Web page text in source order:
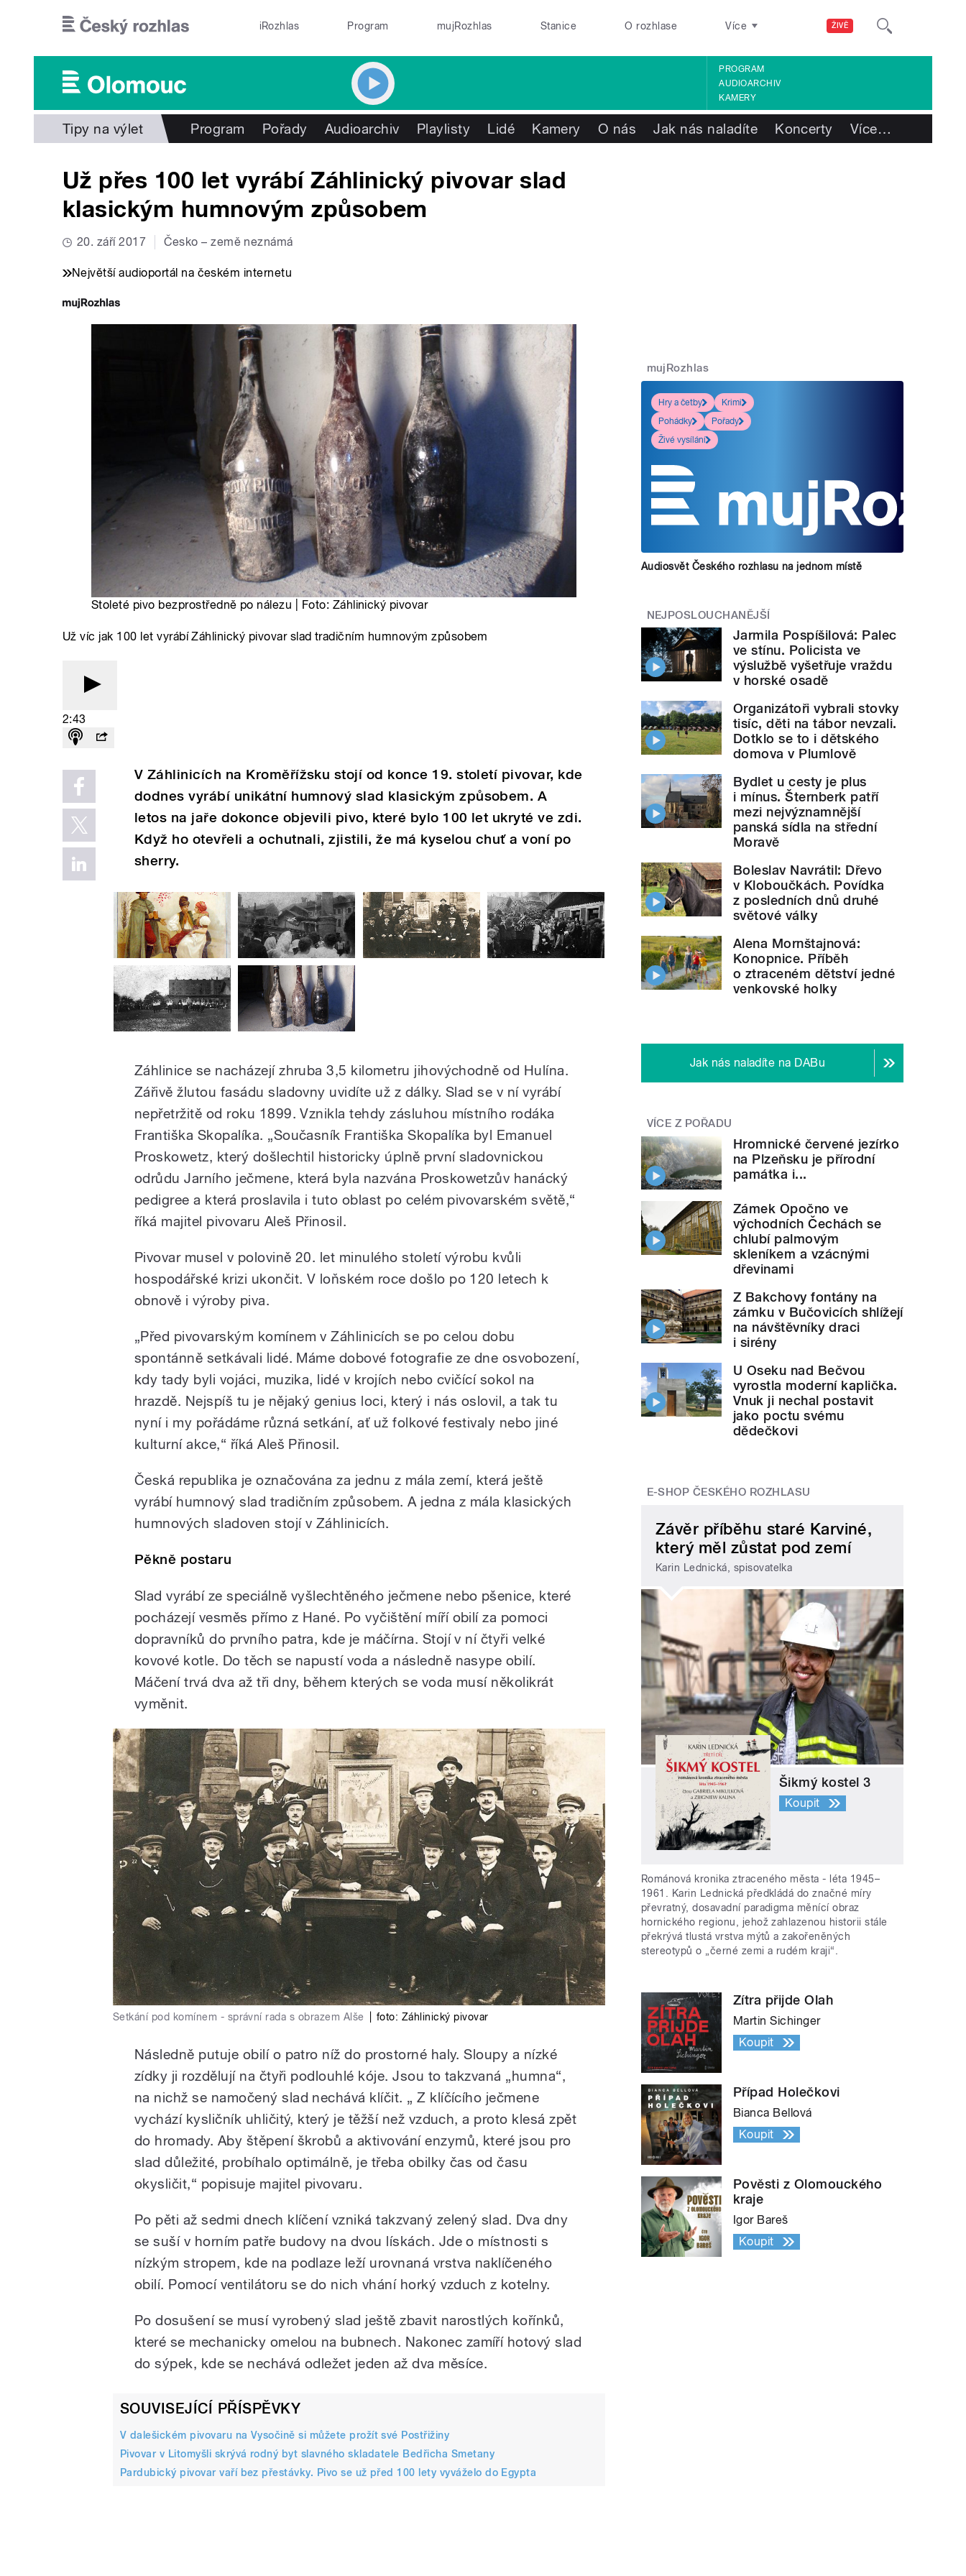
ŽIVĚ
iRozhlas Program mujRozhlas Stanice O rozhlase Více
PROGRAM
AUDIOARCHIV
KAMERY
Tipy na výlet Program Pořady Audioarchiv Playlisty Lidé Kamery O nás Jak nás naladíte Koncerty Více…
Už přes 100 let vyrábí Záhlinický pivovar slad
klasickým humnovým způsobem
20. září 2017 Česko – země neznámá
Největší audioportál na českém internetu
Stoleté pivo bezprostředně po nálezu | Foto: Záhlinický pivovar
Už víc jak 100 let vyrábí Záhlinický pivovar slad tradičním humnovým způsobem
2:43
V Záhlinicích na Kroměřížsku stojí od konce 19. století pivovar, kde
dodnes vyrábí unikátní humnový slad klasickým způsobem. A
letos na jaře dokonce objevili pivo, které bylo 100 let ukryté ve zdi.
Když ho otevřeli a ochutnali, zjistili, že má kyselou chuť a voní po
sherry.
Záhlinice se nacházejí zhruba 3,5 kilometru jihovýchodně od Hulína.
Zářivě žlutou fasádu sladovny uvidíte už z dálky. Slad se v ní vyrábí
nepřetržitě od roku 1899. Vznikla tehdy zásluhou místního rodáka
Františka Skopalíka. „Současník Františka Skopalíka byl Emanuel
Proskowetz, který došlechtil historicky úplně první sladovnickou
odrůdu Jarního ječmene, která byla nazvána Proskowetzův hanácký
pedigree a která proslavila i tuto oblast po celém pivovarském světě,“
říká majitel pivovaru Aleš Přinosil.
Pivovar musel v polovině 20. let minulého století výrobu kvůli
hospodářské krizi ukončit. V loňském roce došlo po 120 letech k
obnově i výroby piva.
„Před pivovarským komínem v Záhlinicích se po celou dobu
spontánně setkávali lidé. Máme dobové fotografie ze dne osvobození,
kdy tady byli vojáci, muzika, lidé v krojích nebo cvičící sokol na
hrazdě. Nejspíš tu je nějaký genius loci, který i nás oslovil, a tak tu
nyní i my pořádáme různá setkání, ať už folkové festivaly nebo jiné
kulturní akce,“ říká Aleš Přinosil.
Česká republika je označována za jednu z mála zemí, která ještě
vyrábí humnový slad tradičním způsobem. A jedna z mála klasických
humnových sladoven stojí v Záhlinicích.
Pěkně postaru
Slad vyrábí ze speciálně vyšlechtěného ječmene nebo pšenice, které
pocházejí vesměs přímo z Hané. Po vyčištění míří obilí za pomoci
dopravníků do prvního patra, kde je máčírna. Stojí v ní čtyři velké
kovové kotle. Do těch se napustí voda a následně nasype obilí.
Máčení trvá dva až tři dny, během kterých se voda musí několikrát
vyměnit.
Setkání pod komínem - správní rada s obrazem Alše foto: Záhlinický pivovar
Následně putuje obilí o patro níž do prostorné haly. Sloupy a nízké
zídky ji rozdělují na čtyři podlouhlé kóje. Jsou to takzvaná „humna“,
na nichž se namočený slad nechává klíčit. „ Z klíčícího ječmene
vychází kysličník uhličitý, který je těžší než vzduch, a proto klesá zpět
do hromady. Aby štěpení škrobů a aktivování enzymů, které jsou pro
slad důležité, probíhalo optimálně, je třeba obilky čas od času
okysličit,“ popisuje majitel pivovaru.
Po pěti až sedmi dnech klíčení vzniká takzvaný zelený slad. Dva dny
se suší v horním patře budovy na dvou lískách. Jde o místnosti s
nízkým stropem, kde na podlaze leží urovnaná vrstva naklíčeného
obilí. Pomocí ventilátoru se do nich vhání horký vzduch z kotelny.
Po dosušení se musí vyrobený slad ještě zbavit narostlých kořínků,
které se mechanicky omelou na bubnech. Nakonec zamíří hotový slad
do sýpek, kde se nechává odležet jeden až dva měsíce.
SOUVISEJÍCÍ PŘÍSPĚVKY
V dalešickém pivovaru na Vysočině si můžete prožít své Postřižiny
Pivovar v Litomyšli skrývá rodný byt slavného skladatele Bedřicha Smetany
Pardubický pivovar vaří bez přestávky. Pivo se už před 100 lety vyváželo do Egypta
mujRozhlas
Hry a četby
Krimi
Pohádky
Pořady
Živé vysílání
Audiosvět Českého rozhlasu na jednom místě
NEJPOSLOUCHANĚJŠÍ
Jarmila Pospíšilová: Palec
ve stínu. Policista ve
výslužbě vyšetřuje vraždu
v horské osadě
Organizátoři vybrali stovky
tisíc, děti na tábor nevzali.
Dotklo se to i dětského
domova v Plumlově
Bydlet u cesty je plus
i mínus. Šternberk patří
mezi nejvýznamnější
panská sídla na střední
Moravě
Boleslav Navrátil: Dřevo
v Kloboučkách. Povídka
z posledních dnů druhé
světové války
Alena Mornštajnová:
Konopnice. Příběh
o ztraceném dětství jedné
venkovské holky
Jak nás naladíte na DABu
VÍCE Z POŘADU
Hromnické červené jezírko
na Plzeňsku je přírodní
památka i...
Zámek Opočno ve
východních Čechách se
chlubí palmovým
skleníkem a vzácnými
dřevinami
Z Bakchovy fontány na
zámku v Bučovicích shlížejí
na návštěvníky draci
i sirény
U Oseku nad Bečvou
vyrostla moderní kaplička.
Vnuk ji nechal postavit
jako poctu svému
dědečkovi
E-SHOP ČESKÉHO ROZHLASU
Závěr příběhu staré Karviné,
který měl zůstat pod zemí
Karin Lednická, spisovatelka
Šikmý kostel 3
Koupit
Románová kronika ztraceného města - léta 1945–
1961. Karin Lednická předkládá do značné míry
převratný, dosavadní paradigma měnící obraz
hornického regionu, jehož zahlazenou historii stále
překrývá tlustá vrstva mýtů a zakořeněných
stereotypů o „černé zemi a rudém kraji“.
Zítra přijde Olah
Martin Sichinger
Koupit
Případ Holečkovi
Bianca Bellová
Koupit
Pověsti z Olomouckého
kraje
Igor Bareš
Koupit